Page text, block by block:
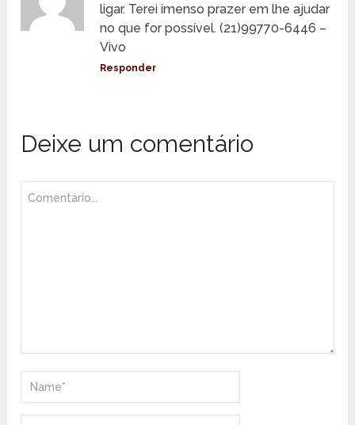
ligar. Terei imenso prazer em lhe ajudar
no que for possível. (21)99770-6446 –
Vivo
Responder
Deixe um comentário